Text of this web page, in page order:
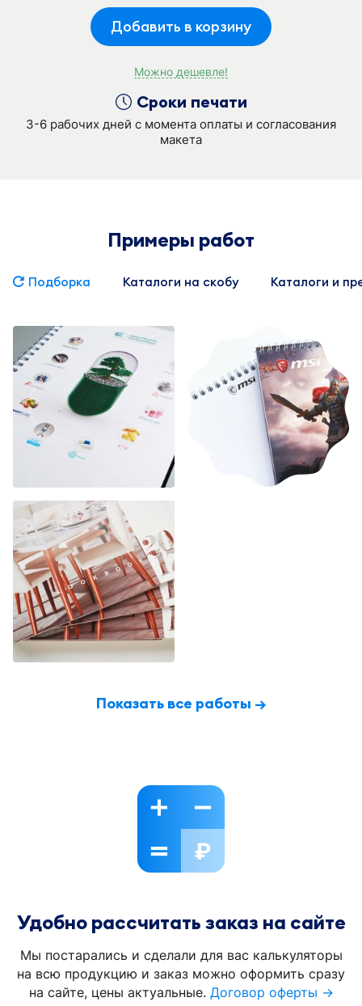
Добавить в корзину
Можно дешевле!
Сроки печати
3-6 рабочих дней с момента оплаты и согласования
макета
Примеры работ
Подборка Каталоги на скобу Каталоги и
Показать все работы →
Удобно рассчитать заказ на сайте
Мы постарались и сделали для вас калькуляторы
на всю продукцию и заказ можно оформить сразу
на сайте, цены актуальные. Договор оферты →